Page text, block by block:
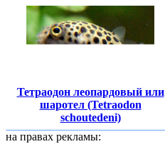
Тетраодон леопардовый или
шаротел (Tetraodon
schoutedeni)
на правах рекламы: